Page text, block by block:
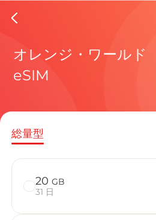
現在
eSIM
オレンジ・ワールド
eSIM
総量型
20 GB
31 日